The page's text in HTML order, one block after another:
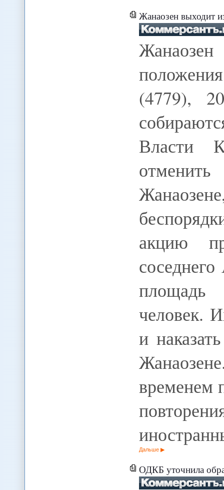
Жанаозен выходит
(4779),
Власти
акцию
человек.
и
временем
Дальше
ОДКБ уточнила